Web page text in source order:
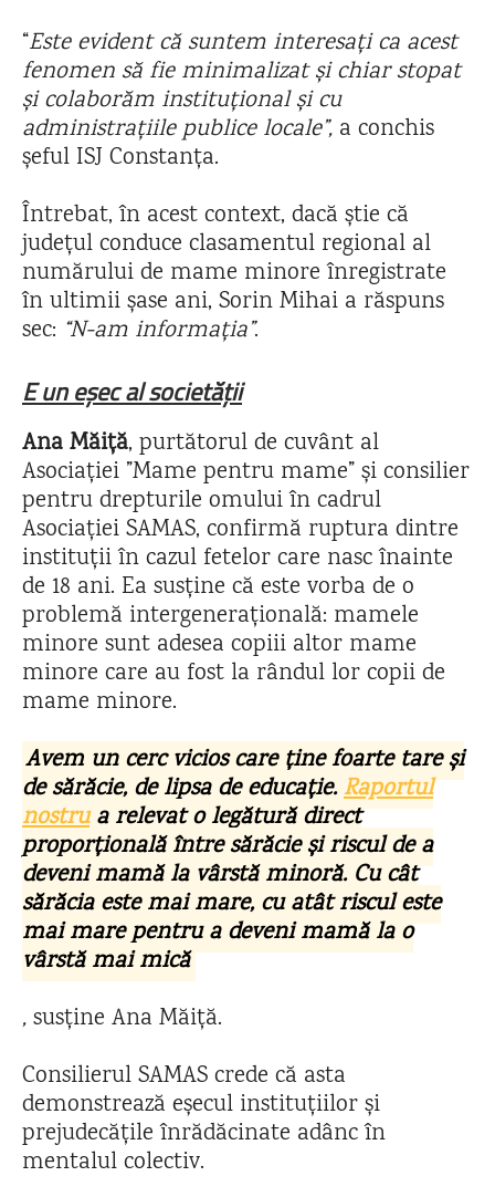
“Este evident că suntem interesați ca acest
fenomen să fie minimalizat și chiar stopat
și colaborăm instituțional și cu
administrațiile publice locale”, a conchis
șeful ISJ Constanța.
Întrebat, în acest context, dacă știe că
județul conduce clasamentul regional al
numărului de mame minore înregistrate
în ultimii șase ani, Sorin Mihai a răspuns
sec: “N-am informația”.
E un eșec al societății
Ana Măiță, purtătorul de cuvânt al
Asociației ”Mame pentru mame” și consilier
pentru drepturile omului în cadrul
Asociației SAMAS, confirmă ruptura dintre
instituții în cazul fetelor care nasc înainte
de 18 ani. Ea susține că este vorba de o
problemă intergenerațională: mamele
minore sunt adesea copiii altor mame
minore care au fost la rândul lor copii de
mame minore.
Avem un cerc vicios care ține foarte tare și
de sărăcie, de lipsa de educație.Raportul
nostrua relevat o legătură direct
proporțională între sărăcie și riscul de a
deveni mamă la vârstă minoră. Cu cât
sărăcia este mai mare, cu atât riscul este
mai mare pentru a deveni mamă la o
vârstă mai mică
,susține Ana Măiță.
Consilierul SAMAS crede că asta
demonstrează eșecul instituțiilor și
prejudecățile înrădăcinate adânc în
mentalul colectiv.